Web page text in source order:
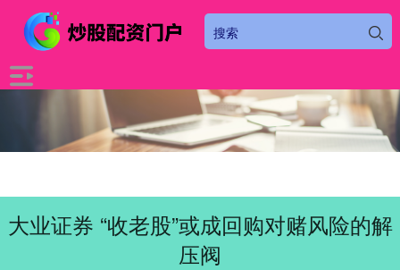
大业证券 “收老股”或成回购对赌风险的解
压阀